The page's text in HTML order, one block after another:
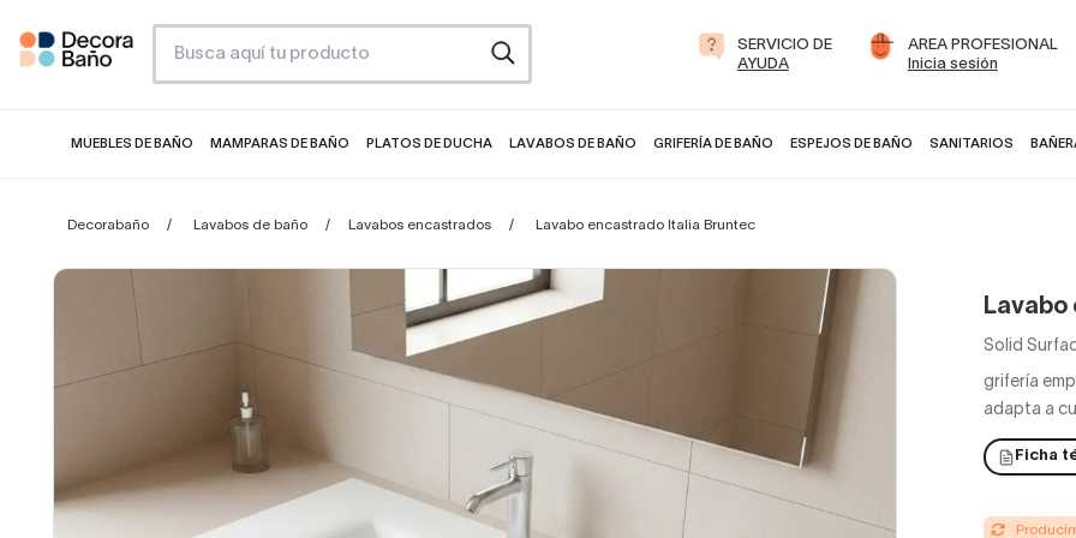
SERVICIO DE
AYUDA
AREA PROFESIONAL
Inicia sesión
MUEBLES DE BAÑO MAMPARAS DE BAÑO PLATOS DE DUCHA LAVABOS DE BAÑO GRIFERÍA DE BAÑO ESPEJOS DE BAÑO SANITARIOS
Decorabaño Lavabos de baño Lavabos encastrados Lavabo encastrado Italia Bruntec
Solid
grifería
adapta a
Ficha